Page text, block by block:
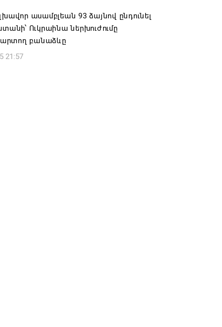
ասամբլեան 93 ձայնով ընդունել
Ուկրաինա ներխուժումը
բանաձևը
21:57